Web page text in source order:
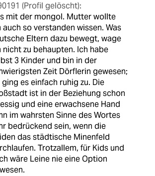
(Profil gelöscht):
mit der mongol. Mutter wollte
auch so verstanden wissen. Was
Eltern dazu bewegt, wage
nicht zu behaupten. Ich habe
3 Kinder und bin in der
Zeit Dörflerin gewesen;
ging es einfach ruhig zu. Die
ist in der Beziehung schon
und eine erwachsene Hand
im wahrsten Sinne des Wortes
bedrückend sein, wenn die
das städtische Minenfeld
Trotzallem, für Kids und
wäre Leine nie eine Option